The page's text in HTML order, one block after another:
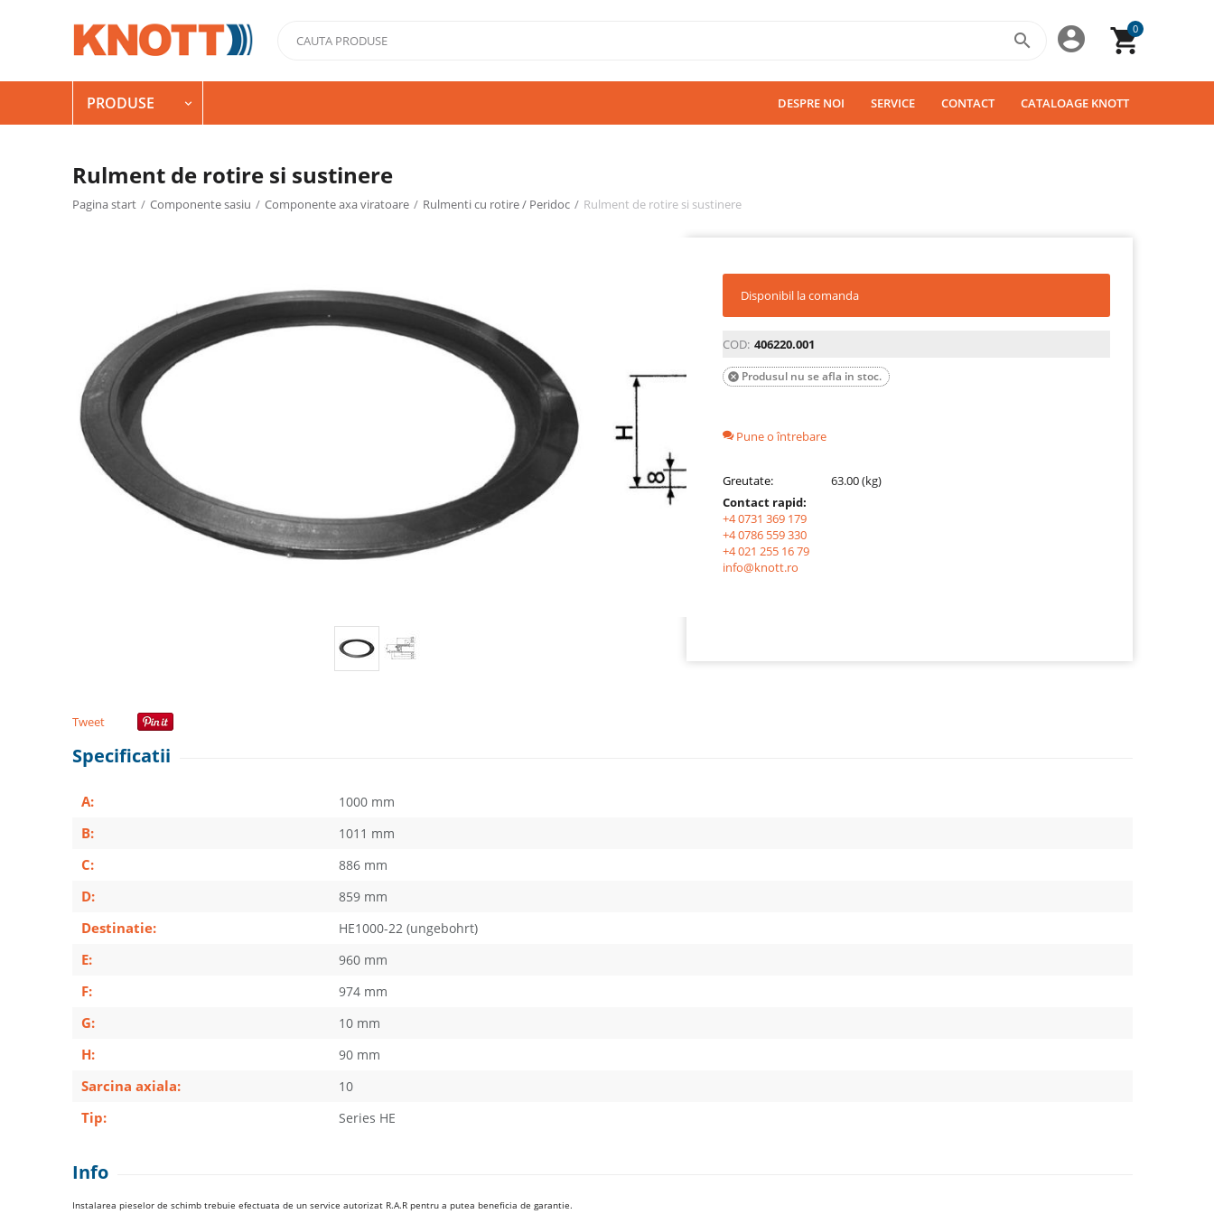
0



PRODUSE  DESPRE NOI SERVICE CONTACT CATALOAGE KNOTT
Rulment de rotire si sustinere
Pagina start / Componente sasiu / Componente axa viratoare / Rulmenti cu rotire / Peridoc / Rulment de rotire si sustinere
Disponibil la comanda
COD: 406220.001
Produsul nu se afla in stoc.

Pune o întrebare
Greutate:
63.00 (kg)
Contact rapid:
+4 0731 369 179
+4 0786 559 330
+4 021 255 16 79
info@knott.ro
Tweet
Specificatii
A: 1000 mm
B: 1011 mm
C: 886 mm
D: 859 mm
Destinatie: HE1000-22 (ungebohrt)
E: 960 mm
F: 974 mm
G: 10 mm
H: 90 mm
Sarcina axiala: 10
Tip: Series HE
Info
Instalarea pieselor de schimb trebuie efectuata de un service autorizat R.A.R pentru a putea beneficia de garantie.